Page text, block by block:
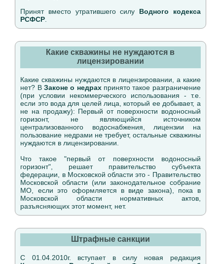
Принят вместо утратившего силу Водного кодекса
РСФСР
Какие скважины не нуждаются в
лицензировании
Какие скважины нуждаются в лицензировании, а какие
нет? ВЗаконе о недрахпринято такое разграничение
(при условии некоммерческого использования - т.е.
если это вода для целей лица, который ее добывает, а
не на продажу): Первый от поверхности водоносный
горизонт, не являющийся источником
централизованного водоснабжения, лицензии на
пользование недрами не требует, остальные скважины
нуждаются в лицензировании.
Что такое "первый от поверхности водоносный
горизонт", решает правительство субъекта
федерации, в Московской области это - Правительство
Московской области (или законодательное собрание
МО, если это оформляется в виде закона), пока в
Московской области нормативных актов,
разъясняющих этот момент, нет.
Штрафные санкции
С 01.04.2010г. вступает в силу новая редакция